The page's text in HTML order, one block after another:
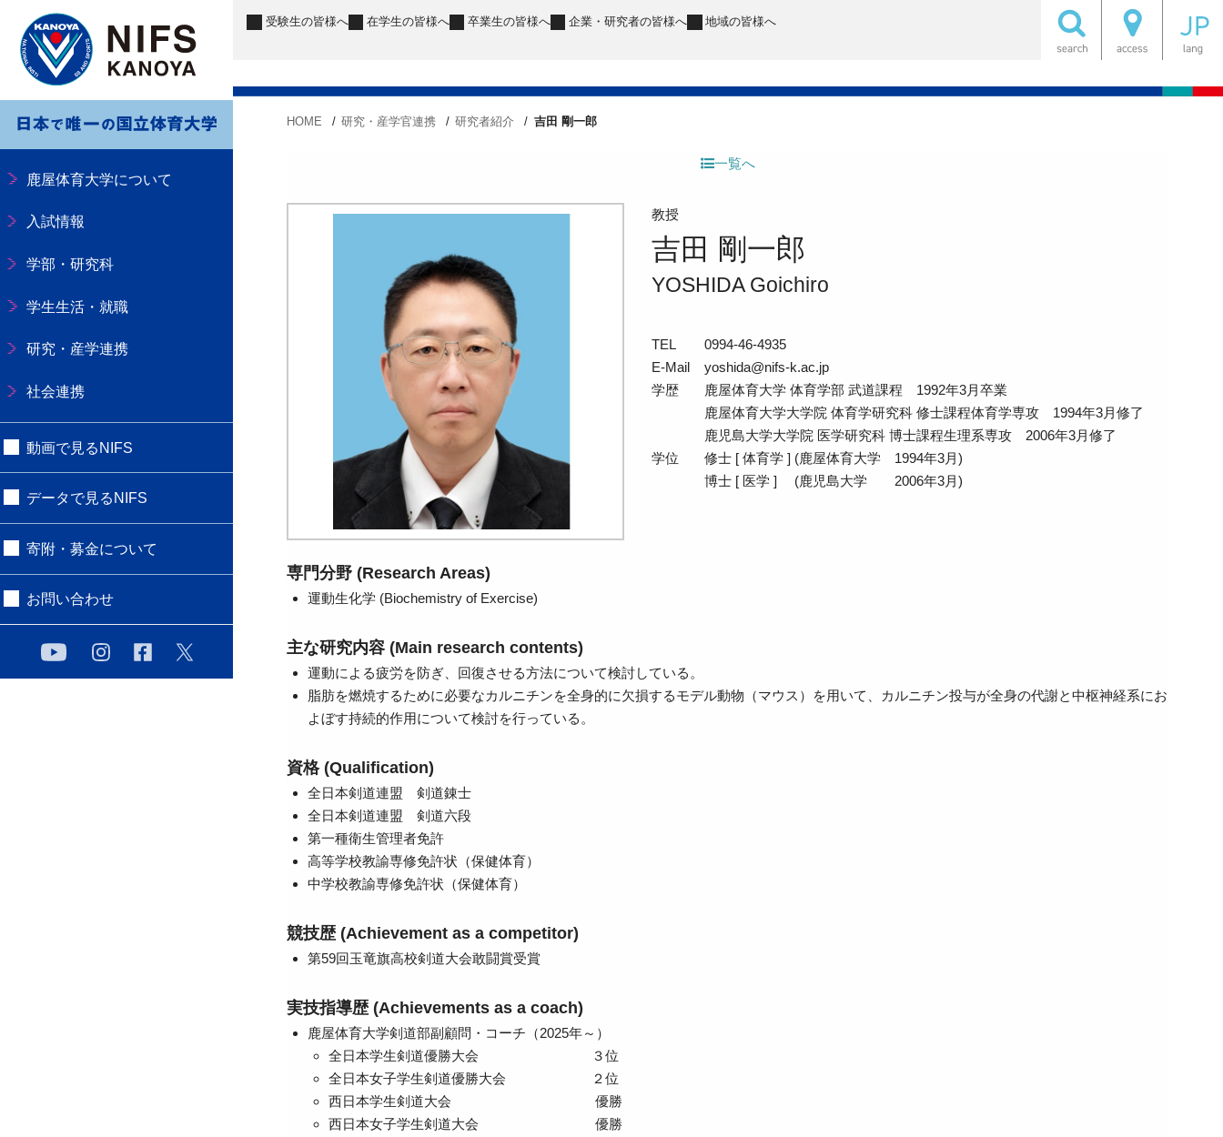
鹿屋体育大学について
入試情報
学部・研究科
学生生活・就職
研究・産学連携
社会連携
動画で見るNIFS
データで見るNIFS
寄附・募金について
お問い合わせ
受験生の皆様へ 在学生の皆様へ 卒業生の皆様へ 企業・研究者の皆様へ 地域の皆様へ
HOME 研究・産学官連携 研究者紹介 吉田 剛一郎
一覧へ
吉田 剛一郎
YOSHIDA Goichiro
教授
TEL
0994-46-4935
E-Mail
yoshida@nifs-k.ac.jp
学歴
鹿屋体育大学 体育学部 武道課程 1992年3月卒業
鹿屋体育大学大学院 体育学研究科 修士課程体育学専攻 1994年3月修了
鹿児島大学大学院 医学研究科 博士課程生理系専攻 2006年3月修了
学位
修士 [ 体育学 ] (鹿屋体育大学 1994年3月)
博士 [ 医学 ] (鹿児島大学 2006年3月)
専門分野 (Research Areas)
運動生化学 (Biochemistry of Exercise)
主な研究内容 (Main research contents)
運動による疲労を防ぎ、回復させる方法について検討している。
脂肪を燃焼するために必要なカルニチンを全身的に欠損するモデル動物（マウス）を用いて、カルニチン投与が全身の代謝と中枢神経系にお
よぼす持続的作用について検討を行っている。
資格 (Qualification)
全日本剣道連盟 剣道錬士
全日本剣道連盟 剣道六段
第一種衛生管理者免許
高等学校教諭専修免許状（保健体育）
中学校教諭専修免許状（保健体育）
競技歴 (Achievement as a competitor)
第59回玉竜旗高校剣道大会敢闘賞受賞
実技指導歴 (Achievements as a coach)
鹿屋体育大学剣道部副顧問・コーチ（2025年～）
全日本学生剣道優勝大会 ３位
全日本女子学生剣道優勝大会 ２位
西日本学生剣道大会 優勝
西日本女子学生剣道大会 優勝